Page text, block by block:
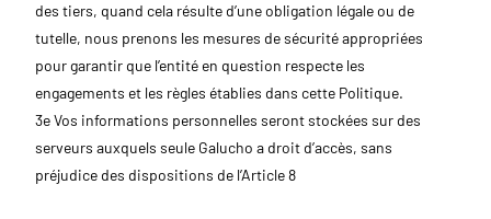
des tiers, quand cela résulte d’une obligation légale ou de
tutelle, nous prenons les mesures de sécurité appropriées
pour garantir que l’entité en question respecte les
engagements et les règles établies dans cette Politique.
3e Vos informations personnelles seront stockées sur des
serveurs auxquels seule Galucho a droit d’accès, sans
préjudice des dispositions de l’Article 8